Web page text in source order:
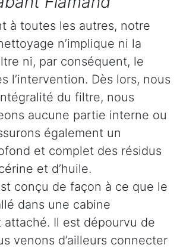
à toutes les autres, notre
n’implique ni la
ni, par conséquent, le
l’intervention. Dès lors, nous
du filtre, nous
aucune partie interne ou
également un
et complet des résidus
et d’huile.
conçu de façon à ce que le
dans une cabine
attaché. Il est dépourvu de
venons d’ailleurs connecter